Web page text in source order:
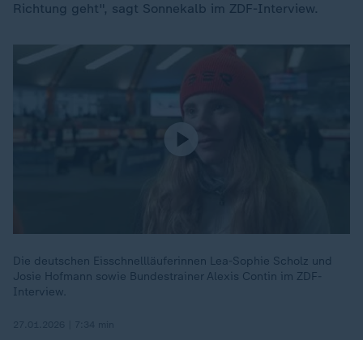
Richtung geht", sagt Sonnekalb im ZDF-Interview.
Die deutschen Eisschnellläuferinnen Lea-Sophie Scholz und
Josie Hofmann sowie Bundestrainer Alexis Contin im ZDF-
Interview.